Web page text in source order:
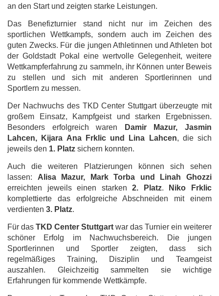
an den Start und zeigten starke Leistungen.
Das Benefizturnier stand nicht nur im Zeichen des
sportlichen Wettkampfs, sondern auch im Zeichen des
guten Zwecks. Für die jungen Athletinnen und Athleten bot
der Goldstadt Pokal eine wertvolle Gelegenheit, weitere
Wettkampferfahrung zu sammeln, ihr Können unter Beweis
zu stellen und sich mit anderen Sportlerinnen und
Sportlern zu messen.
Der Nachwuchs des TKD Center Stuttgart überzeugte mit
großem Einsatz, Kampfgeist und starken Ergebnissen.
Besonders erfolgreich waren
Damir Mazur, Jasmin
Lahcen, Kijara Ana Frklic und Lina Lahcen, die sich
jeweils den 1. Platz sichern konnten.
Auch die weiteren Platzierungen können sich sehen
lassen: Alisa Mazur, Mark Torba und Linah Ghozzi
erreichten jeweils einen starken2. Platz.
Niko Frklic
komplettierte das erfolgreiche Abschneiden mit einem
verdienten 3. Platz.
Für das TKD Center Stuttgart war das Turnier ein weiterer
schöner Erfolg im Nachwuchsbereich. Die jungen
Sportlerinnen und Sportler zeigten, dass sich
regelmäßiges Training, Disziplin und Teamgeist
auszahlen. Gleichzeitig sammelten sie wichtige
Erfahrungen für kommende Wettkämpfe.